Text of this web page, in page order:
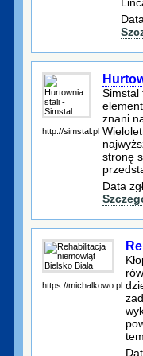
http://simstal.pl
Simstal
znani
stronę
Data
https://michalkowo.pl